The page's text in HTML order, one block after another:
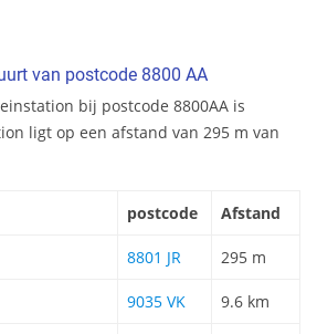
van postcode 8800 AA
bij postcode 8800AA is
ligt op een afstand van 295 m van
postcode Afstand
8801 JR 295 m
9035 VK 9.6 km